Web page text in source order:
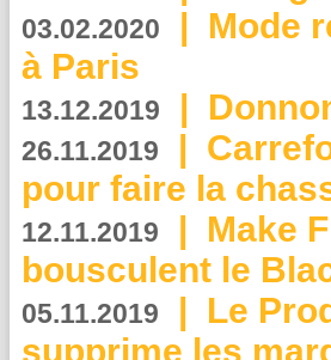
03.02.2020 | Mode
à Paris
13.12.2019 |
26.11.2019 |
pour faire la
12.11.2019 | Make
bousculent le
05.11.2019 | Le
supprime les